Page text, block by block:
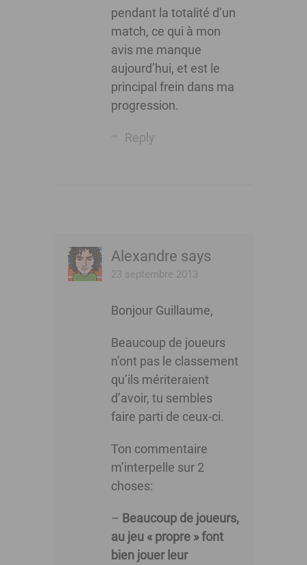
pendant la totalité d’un
match, ce qui à mon
avis me manque
aujourd’hui, et est le
principal frein dans ma
progression.
Reply
Alexandre says
23 septembre 2013
Bonjour Guillaume,
Beaucoup de joueurs
n’ont pas le classement
qu’ils mériteraient
d’avoir, tu sembles
faire parti de ceux-ci.
Ton commentaire
m’interpelle sur 2
choses:
– Beaucoup de joueurs,
au jeu « propre » font
bien jouer leur